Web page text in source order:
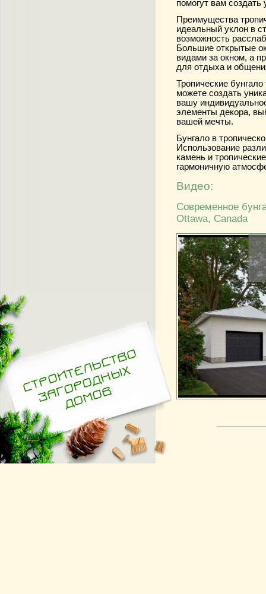
помогут вам
Преимущества
идеальный уклон в
возможность
Большие открытые
видами за окном, а
для отдыха и
Тропические
можете создать
вашу
элементы декора,
вашей мечты.
Бунгало в
Использование
камень и
гармоничную
Видео:
Современное
Ottawa, Canada